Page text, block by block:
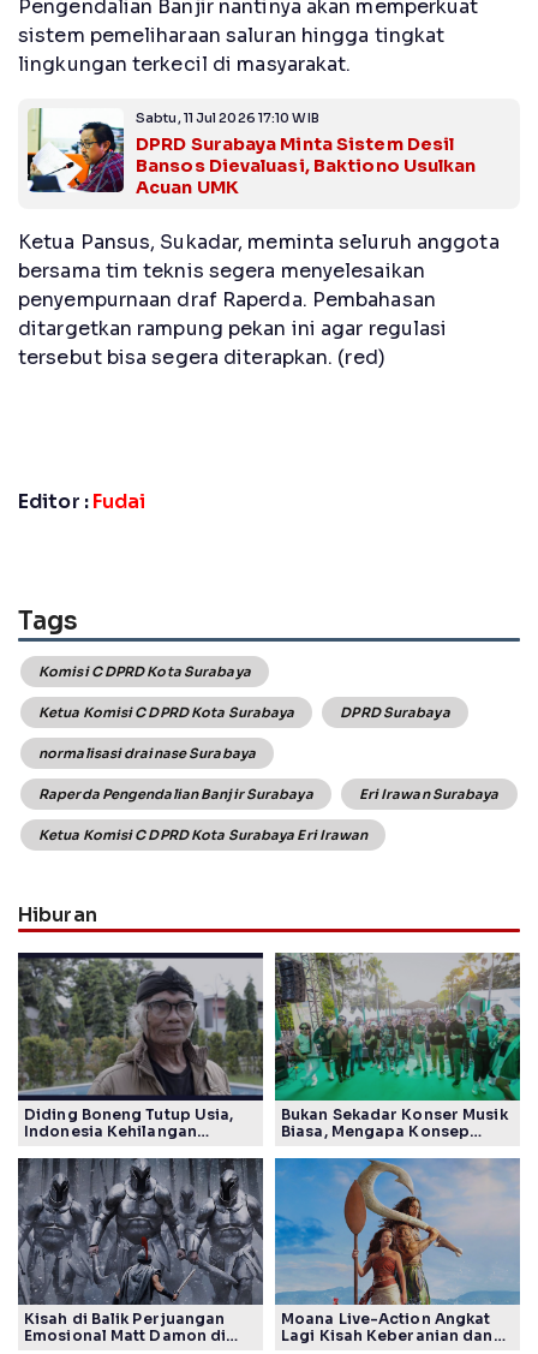
Pengendalian Banjir nantinya akan memperkuat
sistem pemeliharaan saluran hingga tingkat
lingkungan terkecil di masyarakat.
Sabtu, 11 Jul 2026 17:10 WIB
DPRD Surabaya Minta Sistem Desil
Bansos Dievaluasi, Baktiono Usulkan
Acuan UMK
Ketua Pansus, Sukadar, meminta seluruh anggota
bersama tim teknis segera menyelesaikan
penyempurnaan draf Raperda. Pembahasan
ditargetkan rampung pekan ini agar regulasi
tersebut bisa segera diterapkan. (red)
Editor :Fudai
Tags
Komisi C DPRD Kota Surabaya
Ketua Komisi C DPRD Kota Surabaya DPRD Surabaya
normalisasi drainase Surabaya
Raperda Pengendalian Banjir Surabaya Eri Irawan Surabaya
Ketua Komisi C DPRD Kota Surabaya Eri Irawan
Hiburan
Diding Boneng Tutup Usia,
Indonesia Kehilangan
Generasi
Bukan Sekadar Konser Musik
Biasa, Mengapa Konsep
Tuai Pujian Banyak Pihak
Kisah di Balik Perjuangan
Emosional Matt Damon di
Moana Live-Action Angkat
Lagi Kisah Keberanian dan